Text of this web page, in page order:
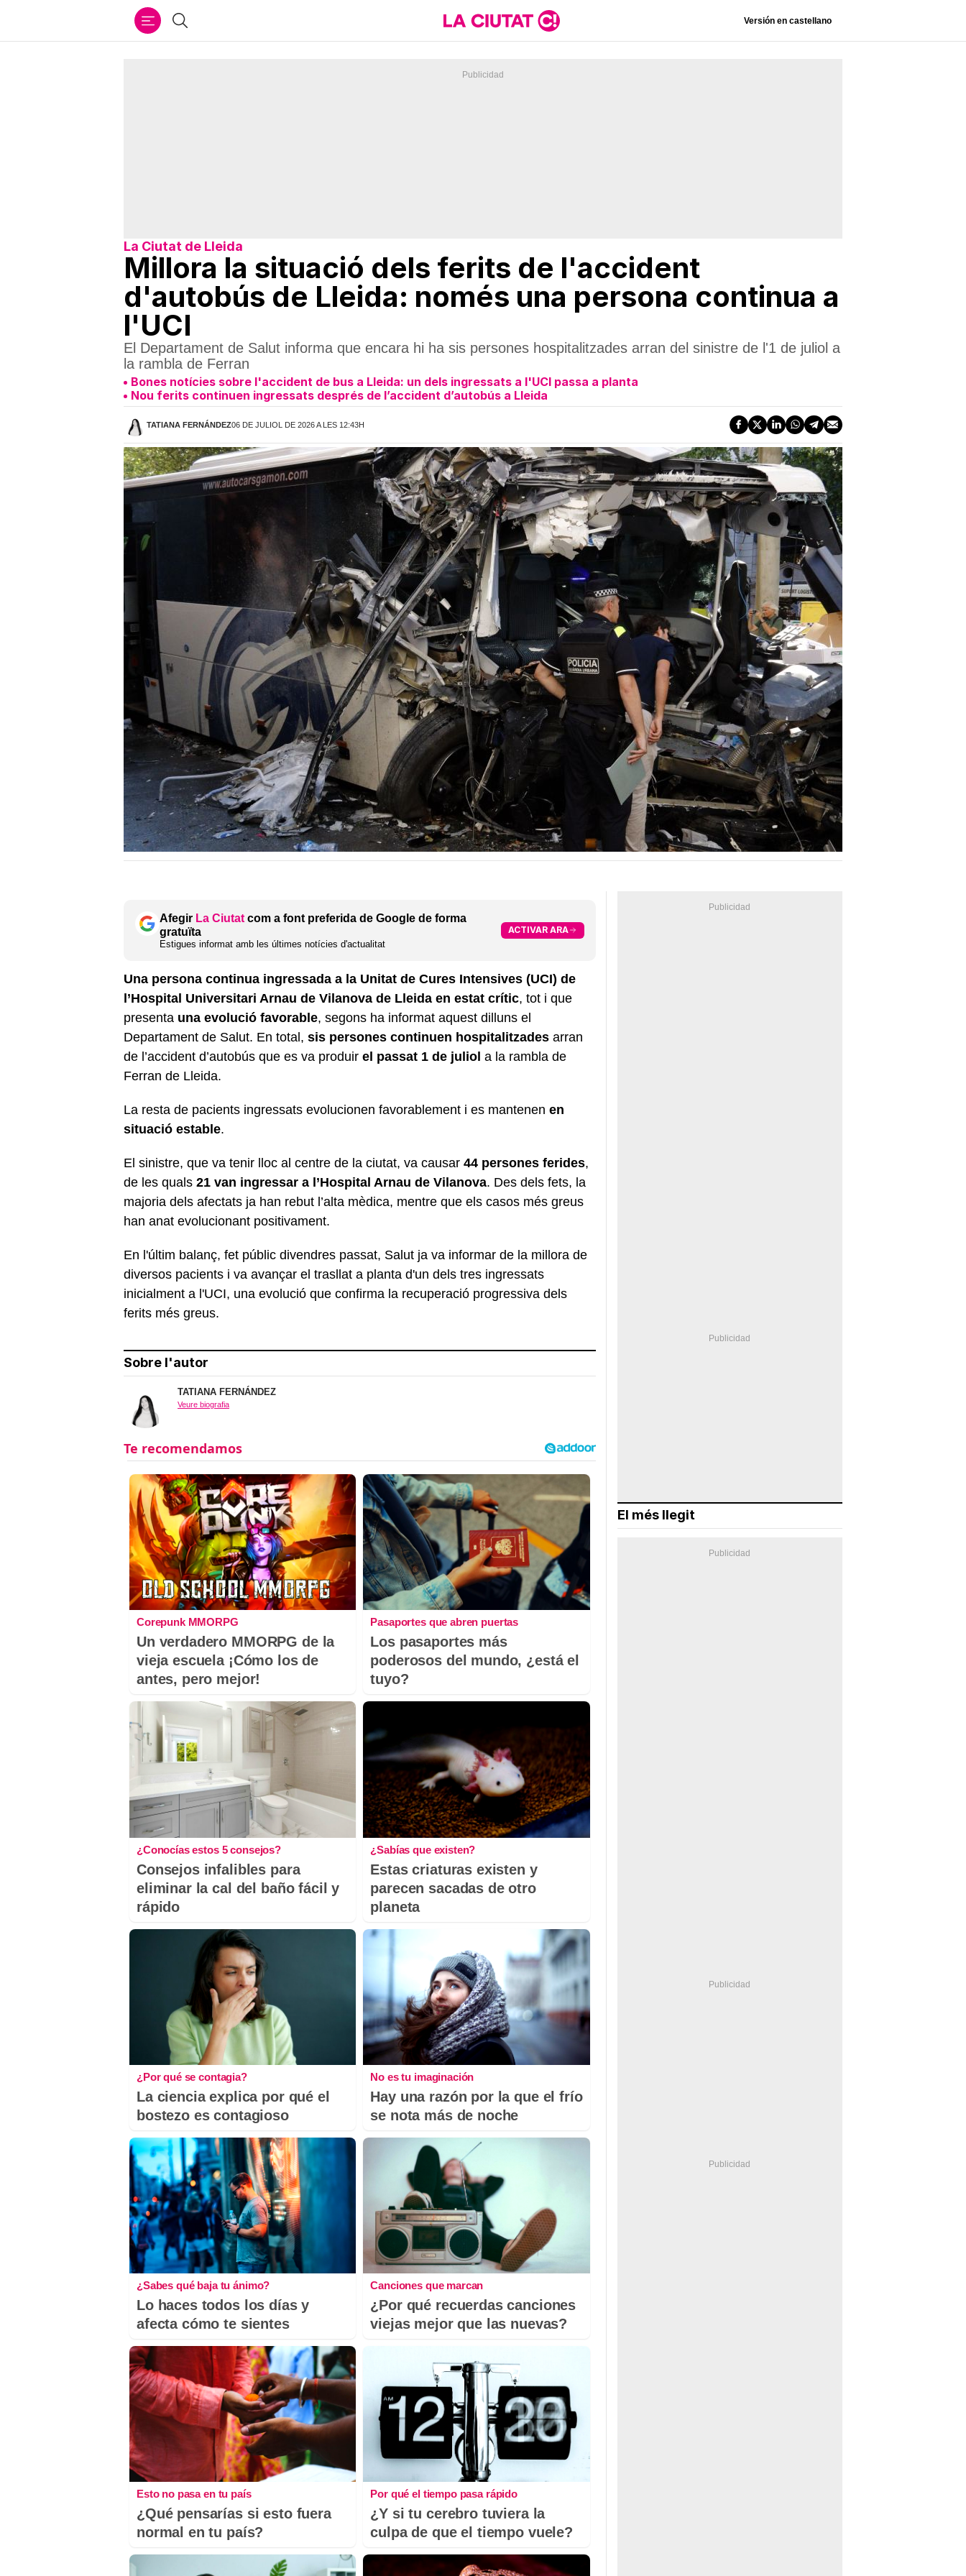
Cercar Versión en castellano
La Ciutat de Lleida
Millora la situació dels ferits de l'accident
d'autobús de Lleida: només una persona continua a
l'UCI
El Departament de Salut informa que encara hi ha sis persones hospitalitzades arran del sinistre de l'1 de juliol a
la rambla de Ferran
Bones notícies sobre l'accident de bus a Lleida: un dels ingressats a l'UCI passa a planta
Nou ferits continuen ingressats després de l’accident d’autobús a Lleida
TATIANA FERNÁNDEZ06 DE JULIOL DE 2026 A LES 12:43H
Afegir La Ciutat com a font preferida de Google de forma
gratuïta
Estigues informat amb les últimes notícies d'actualitat
ACTIVAR ARA
Una persona continua ingressada a la Unitat de Cures Intensives (UCI) de
l’Hospital Universitari Arnau de Vilanova de Lleida en estat crític, tot i que
presenta una evolució favorable, segons ha informat aquest dilluns el
Departament de Salut. En total, sis persones continuen hospitalitzades arran
de l’accident d’autobús que es va produir el passat 1 de juliol a la rambla de
Ferran de Lleida.
La resta de pacients ingressats evolucionen favorablement i es mantenen en
situació estable.
El sinistre, que va tenir lloc al centre de la ciutat, va causar 44 persones ferides,
de les quals 21 van ingressar a l’Hospital Arnau de Vilanova. Des dels fets, la
majoria dels afectats ja han rebut l’alta mèdica, mentre que els casos més greus
han anat evolucionant positivament.
En l'últim balanç, fet públic divendres passat, Salut ja va informar de la millora de
diversos pacients i va avançar el trasllat a planta d'un dels tres ingressats
inicialment a l'UCI, una evolució que confirma la recuperació progressiva dels
ferits més greus.
Sobre l'autor
TATIANA FERNÁNDEZ
Veure biografia
Corepunk MMORPG
Un verdadero MMORPG de la
vieja escuela ¡Cómo los de
antes, pero mejor!
Pasaportes que abren puertas
Los pasaportes más
poderosos del mundo, ¿está el
tuyo?
¿Conocías estos 5 consejos?
Consejos infalibles para
eliminar la cal del baño fácil y
rápido
¿Sabías que existen?
Estas criaturas existen y
parecen sacadas de otro
planeta
¿Por qué se contagia?
La ciencia explica por qué el
bostezo es contagioso
No es tu imaginación
Hay una razón por la que el frío
se nota más de noche
¿Sabes qué baja tu ánimo?
Lo haces todos los días y
afecta cómo te sientes
Canciones que marcan
¿Por qué recuerdas canciones
viejas mejor que las nuevas?
Esto no pasa en tu país
¿Qué pensarías si esto fuera
normal en tu país?
Por qué el tiempo pasa rápido
¿Y si tu cerebro tuviera la
culpa de que el tiempo vuele?
El més llegit